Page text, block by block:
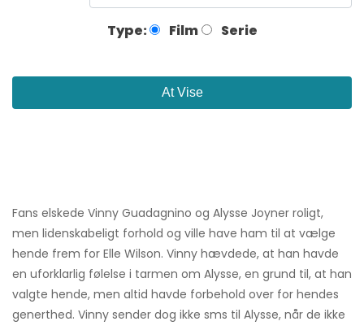
Type: Film Serie
At Vise
Fans elskede Vinny Guadagnino og Alysse Joyner roligt,
men lidenskabeligt forhold og ville have ham til at vælge
hende frem for Elle Wilson. Vinny hævdede, at han havde
en uforklarlig følelse i tarmen om Alysse, en grund til, at han
valgte hende, men altid havde forbehold over for hendes
generthed. Vinny sender dog ikke sms til Alysse, når de ikke